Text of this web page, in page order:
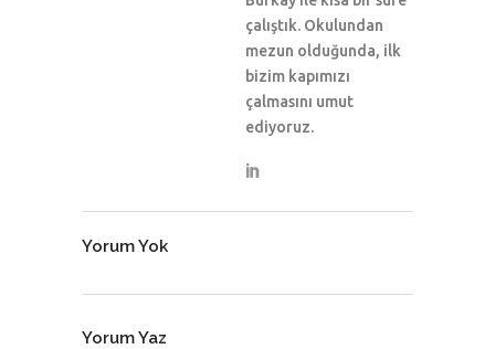
çalıştık. Okulundan
mezun olduğunda, ilk
bizim kapımızı
çalmasını umut
ediyoruz.
Yorum Yok
Yorum Yaz